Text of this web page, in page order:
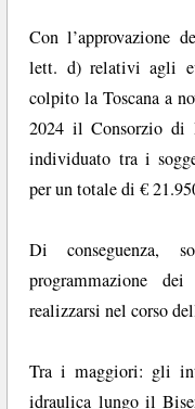
Con l’approvazione
lett. d) relativi agli
colpito la Toscana a
2024 il Consorzio di
individuato tra i
per un totale di €
Di conseguenza,
programmazione
realizzarsi nel corso
Tra i maggiori: gli
idraulica lungo il